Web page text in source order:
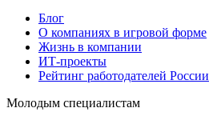
Блог
О компаниях в игровой форме
Жизнь в компании
ИТ-проекты
Рейтинг работодателей России
Молодым специалистам